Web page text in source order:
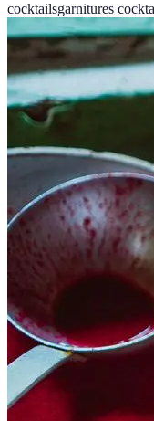
cocktailsgarnitures